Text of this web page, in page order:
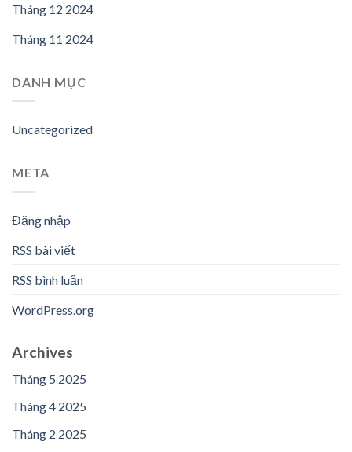
Tháng 12 2024
Tháng 11 2024
DANH MỤC
Uncategorized
META
Đăng nhập
RSS bài viết
RSS bình luận
WordPress.org
Archives
Tháng 5 2025
Tháng 4 2025
Tháng 2 2025